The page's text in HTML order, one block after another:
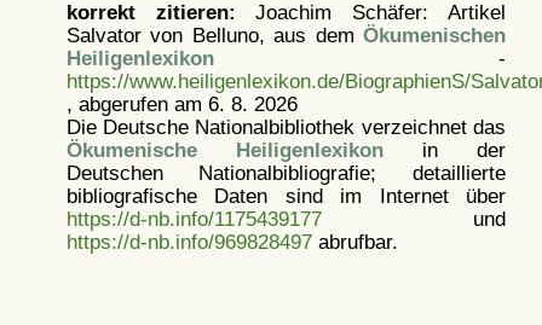
korrekt zitieren: Joachim Schäfer: Artikel
Salvator von Belluno, aus dem Ökumenischen
Heiligenlexikon-
https://www.heiligenlexikon.de/BiographienS/
, abgerufen am 6. 8. 2026
Die Deutsche Nationalbibliothek verzeichnet das
Ökumenische Heiligenlexikonin der
Deutschen Nationalbibliografie; detaillierte
bibliografische Daten sind im Internet über
https://d-nb.info/1175439177und
https://d-nb.info/969828497abrufbar.